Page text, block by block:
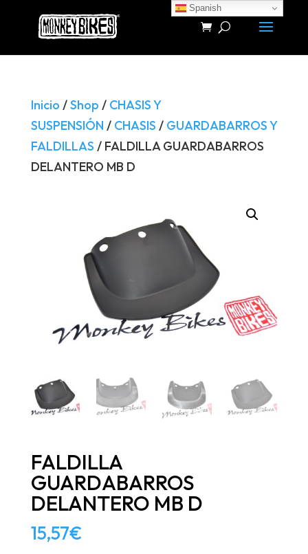
Búsqueda
productos
Inicio /Shop / CHASIS Y
SUSPENSIÓN / CHASIS / GUARDABARROS Y
FALDILLAS / FALDILLA GUARDABARROS
DELANTERO MB D
FALDILLA
GUARDABARROS
DELANTERO MB D
15,57€
Spanish